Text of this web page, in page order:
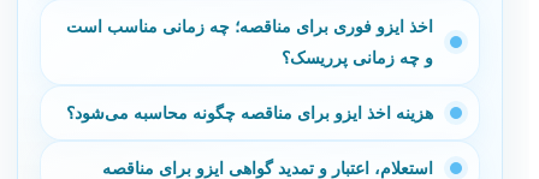
اخذ ایزو فوری برای مناقصه؛ چه زمانی مناسب است
و چه زمانی پرریسک؟
هزینه اخذ ایزو برای مناقصه چگونه محاسبه می‌شود؟
استعلام، اعتبار و تمدید گواهی ایزو برای مناقصه